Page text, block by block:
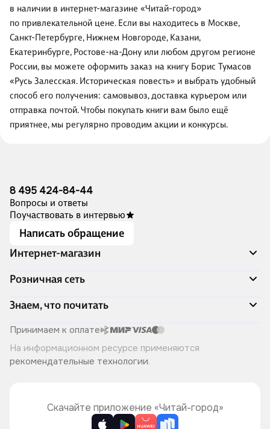
в наличии в интернет-магазине «Читай-город»
по привлекательной цене. Если вы находитесь в Москве,
Санкт-Петербурге, Нижнем Новгороде, Казани,
Екатеринбурге, Ростове-на-Дону или любом другом регионе
России, вы можете оформить заказ на книгу Борис Тумасов
«Русь Залесская. Историческая повесть» и выбрать удобный
способ его получения: самовывоз, доставка курьером или
отправка почтой. Чтобы покупать книги вам было ещё
приятнее, мы регулярно проводим акции и конкурсы.
8 495 424-84-44
Вопросы и ответы
Поучаствовать в интервью
Написать обращение
Интернет-магазин
Акции
Доставка и оплата
Программа лояльности
Подарочные сертификаты
Правила продажи
Политика конфиденциальности
Розничная сеть
Адреса магазинов
Книжный Дозор
О компании
Читай-город для бизнеса
Хотите у нас работать?
Знаем, что почитать
Скоро в продаже
Лучшие из лучших
Читай-журнал
Принимаем к оплате
На информационном ресурсе применяются
рекомендательные технологии.
Скачайте приложение «Читай-город»